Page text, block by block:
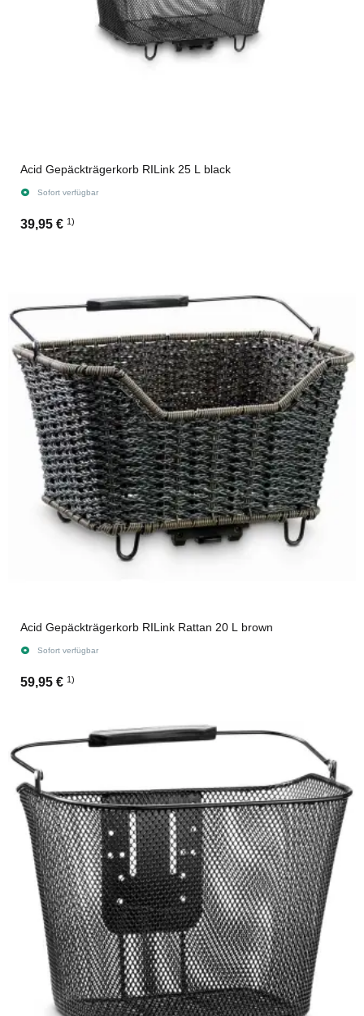
Acid Gepäckträgerkorb RILink 25 L black
Sofort verfügbar
39,95 € 1)
Acid Gepäckträgerkorb RILink Rattan 20 L brown
Sofort verfügbar
59,95 € 1)